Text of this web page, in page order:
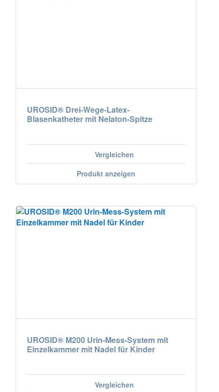
Slovenská republika
UROSID® Drei-Wege-Latex-
Blasenkatheter mit Nelaton-Spitze
Vergleichen
Produkt anzeigen
UROSID® M200 Urin-Mess-System mit
Einzelkammer mit Nadel für Kinder
Vergleichen